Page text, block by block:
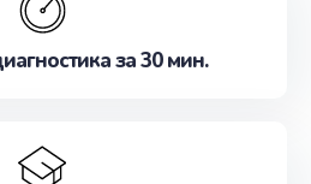
за 30 мин.